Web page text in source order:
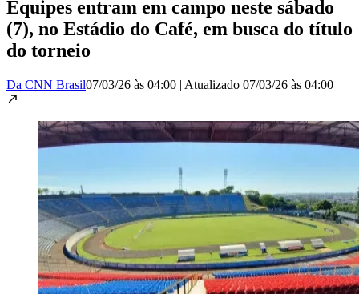
Equipes entram em campo neste sábado
(7), no Estádio do Café, em busca do título
do torneio
Da CNN Brasil07/03/26 às 04:00 | Atualizado 07/03/26 às 04:00